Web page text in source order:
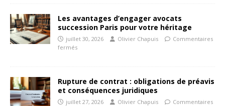
Les avantages d’engager avocats
succession Paris pour votre héritage
juillet 30, 2026 Olivier Chapuis
Commentaires
fermés
Rupture de contrat : obligations de préavis
et conséquences juridiques
juillet 27, 2026 Olivier Chapuis
Commentaires